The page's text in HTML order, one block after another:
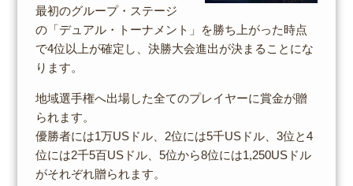
最初のグループ・ステージ
の「デュアル・トーナメント」を勝ち上がった時点
で4位以上が確定し、決勝大会進出が決まることにな
ります。
地域選手権へ出場した全てのプレイヤーに賞金が贈
られます。
優勝者には1万USドル、2位には5千USドル、3位と4
位には2千5百USドル、5位から8位には1,250USドル
がそれぞれ贈られます。